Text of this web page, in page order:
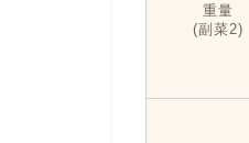
重量
(副菜2)